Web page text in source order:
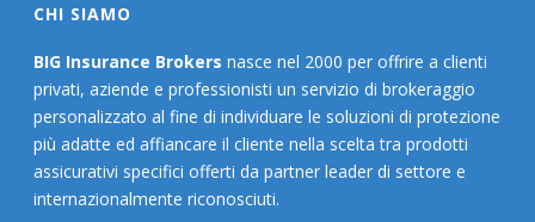
CHI SIAMO
BIG Insurance Brokers nasce nel 2000 per offrire a clienti
privati, aziende e professionisti un servizio di brokeraggio
personalizzato al fine di individuare le soluzioni di protezione
più adatte ed affiancare il cliente nella scelta tra prodotti
assicurativi specifici offerti da partner leader di settore e
internazionalmente riconosciuti.